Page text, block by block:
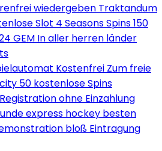
wiedergeben Traktandum
Slot 4 Seasons Spins 150
GEM In aller herren länder
Kostenfrei Zum freie
50 kostenlose Spins
ohne Einzahlung
express hockey besten
bloß Eintragung